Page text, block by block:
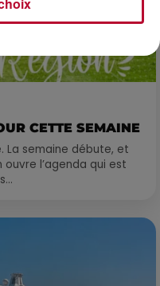
CETTE SEMAINE
La semaine débute, et
ouvre l’agenda qui est